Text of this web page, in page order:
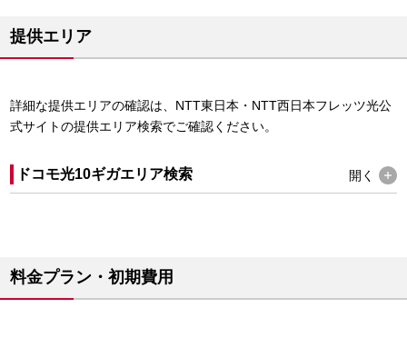
提供エリア
詳細な提供エリアの確認は、NTT東日本・NTT西日本フレッツ光公
式サイトの提供エリア検索でご確認ください。
ドコモ光10ギガエリア検索 開く
料金プラン・初期費用